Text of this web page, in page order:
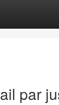
par